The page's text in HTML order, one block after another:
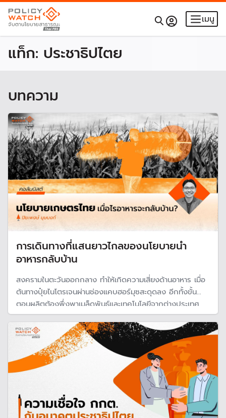
เมนู
แท็ก: ประชาธิปไตย
บทความ
การเดินทางที่แสนยาวไกลของนโยบายนำ
อาหารกลับบ้าน
สงครามในตะวันออกกลาง ทำให้เกิดความเสี่ยงด้านอาหาร เมื่อ
ต้นทางปุ๋ยไนโตรเจนผ่านช่องแคบฮอร์มุซสะดุดลง อีกทั้งขั้น
ตอนผลิตต้องพึ่งพาเมล็ดพันธุ์และเทคโนโลยีจากต่างประเทศ
ขณะที่ต้องพึ่งพาจากการนำเข้าและส่งออก ทำให้เผชิญความ
เสี่ยงมากยิ่งขึ้น "ปิยะพงษ์ บุษกงก์"เสนอว่าต้องกลับไปหานโย
บาย "นำอาหารกลับบ้าน"